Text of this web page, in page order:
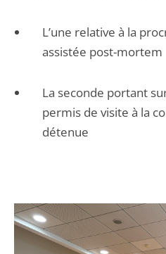
L’une relative à la
assistée post-mortem
La seconde portant
permis de visite à la
détenue